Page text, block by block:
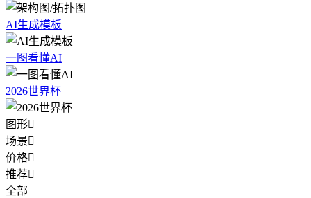
AI生成模板
一图看懂AI
2026世界杯
图形
场景
价格
推荐
全部